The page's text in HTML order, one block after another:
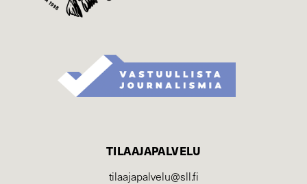
TILAAJAPALVELU
tilaajapalvelu@sll.fi